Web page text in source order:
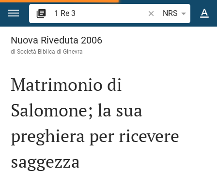
Vai al contenuto
Ricerca verso
NRS
1 Re 3
Nuova Riveduta 2006
di Società Biblica di Ginevra
Matrimonio di
Salomone; la sua
preghiera per ricevere
saggezza